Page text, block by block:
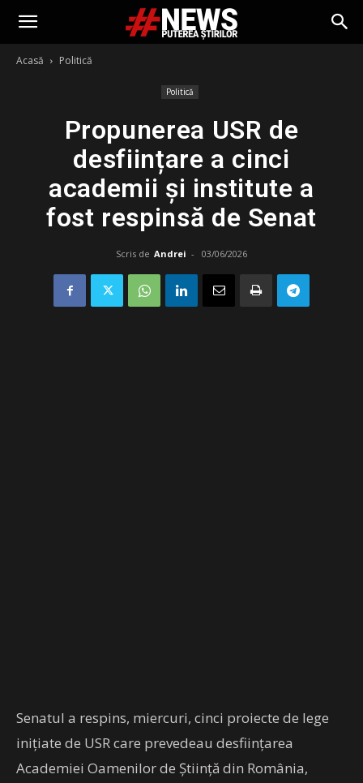
Acasă Politică
Politică
Propunerea USR de
desființare a cinci
academii și institute a
fost respinsă de Senat
Scris de Andrei - 03/06/2026
Senatul a respins, miercuri, cinci proiecte de lege
iniţiate de USR care prevedeau desfiinţarea
Academiei Oamenilor de Ştiinţă din România,